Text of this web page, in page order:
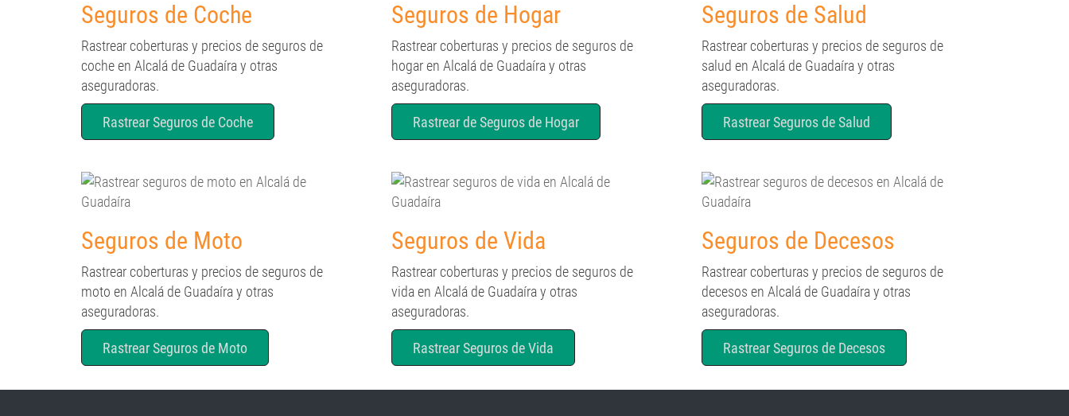
Seguros de Coche
Rastrear coberturas y precios de seguros de
coche en Alcalá de Guadaíra y otras
aseguradoras.
Rastrear Seguros de Coche
Seguros de Hogar
Rastrear coberturas y precios de seguros de
hogar en Alcalá de Guadaíra y otras
aseguradoras.
Rastrear de Seguros de Hogar
Seguros de Salud
Rastrear coberturas y precios de seguros de
salud en Alcalá de Guadaíra y otras
aseguradoras.
Rastrear Seguros de Salud
Seguros de Moto
Rastrear coberturas y precios de seguros de
moto en Alcalá de Guadaíra y otras
aseguradoras.
Rastrear Seguros de Moto
Seguros de Vida
Rastrear coberturas y precios de seguros de
vida en Alcalá de Guadaíra y otras
aseguradoras.
Rastrear Seguros de Vida
Seguros de Decesos
Rastrear coberturas y precios de seguros de
decesos en Alcalá de Guadaíra y otras
aseguradoras.
Rastrear Seguros de Decesos